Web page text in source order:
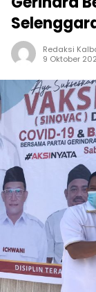
Redaksi
9 Oktober